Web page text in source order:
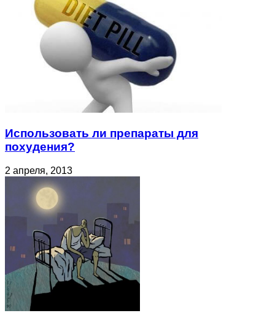
Использовать ли препараты для
похудения?
2 апреля, 2013